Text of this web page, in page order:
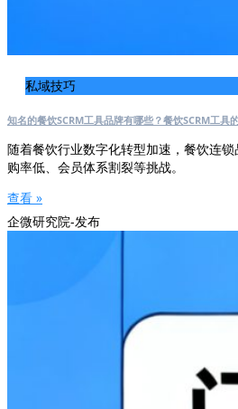
私域技巧
知名的餐饮SCRM工具品牌有哪些？餐饮SCRM工具
随着餐饮行业数字化转型加速，餐饮连
购率低、会员体系割裂等挑战。
查看 »
企微研究院-发布